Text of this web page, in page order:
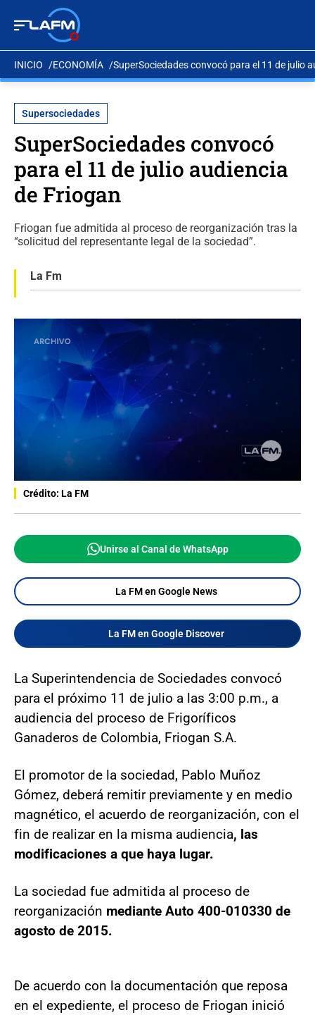
INICIO ECONOMÍA SuperSociedades convocó para el 11 de julio
Supersociedades
SuperSociedades convocó
para el 11 de julio audiencia
de Friogan
Friogan fue admitida al proceso de reorganización tras la
“solicitud del representante legal de la sociedad”.
La Fm
Crédito: La FM
Unirse al Canal de WhatsApp
La FM en Google News
La FM en Google Discover
La Superintendencia de Sociedades convocó
para el próximo 11 de julio a las 3:00 p.m., a
audiencia del proceso de Frigoríficos
Ganaderos de Colombia, Friogan S.A.
El promotor de la sociedad, Pablo Muñoz
Gómez, deberá remitir previamente y en medio
magnético, el acuerdo de reorganización, con el
fin de realizar en la misma audiencia, las
modificaciones a que haya lugar.
La sociedad fue admitida al proceso de
reorganización mediante Auto 400-010330 de
agosto de 2015.
De acuerdo con la documentación que reposa
en el expediente, el proceso de Friogan inició